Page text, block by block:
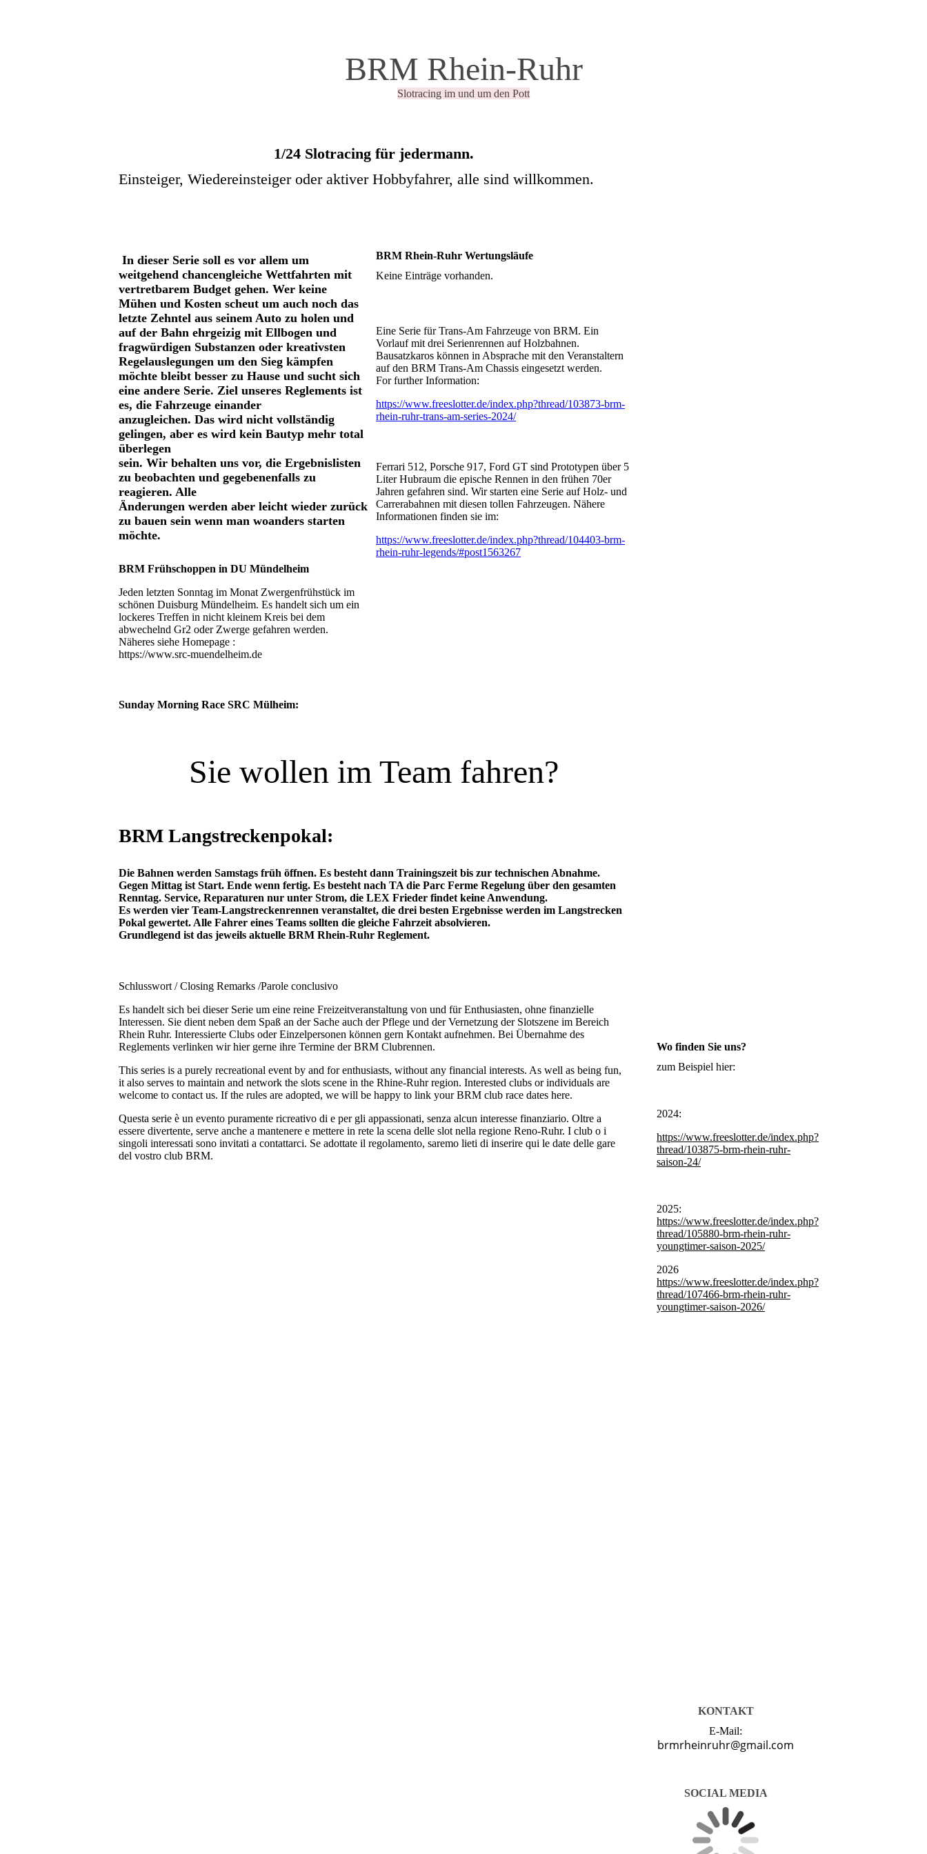
BRM Rhein-Ruhr
Slotracing im und um den Pott
1/24 Slotracing für jedermann.
Einsteiger, Wiedereinsteiger oder aktiver Hobbyfahrer, alle sind willkommen.
In dieser Serie soll es vor allem um
weitgehend chancengleiche Wettfahrten mit
vertretbarem Budget gehen. Wer keine
Mühen und Kosten scheut um auch noch das
letzte Zehntel aus seinem Auto zu holen und
auf der Bahn ehrgeizig mit Ellbogen und
fragwürdigen Substanzen oder kreativsten
Regelauslegungen um den Sieg kämpfen
möchte bleibt besser zu Hause und sucht sich
eine andere Serie. Ziel unseres Reglements ist
es, die Fahrzeuge einander
anzugleichen. Das wird nicht vollständig
gelingen, aber es wird kein Bautyp mehr total
überlegen
sein. Wir behalten uns vor, die Ergebnislisten
zu beobachten und gegebenenfalls zu
reagieren. Alle
Änderungen werden aber leicht wieder zurück
zu bauen sein wenn man woanders starten
möchte.
BRM Frühschoppen in DU Mündelheim
Jeden letzten Sonntag im Monat Zwergenfrühstück im
schönen Duisburg Mündelheim. Es handelt sich um ein
lockeres Treffen in nicht kleinem Kreis bei dem
abwechelnd Gr2 oder Zwerge gefahren werden.
Näheres siehe Homepage :
https://www.src-muendelheim.de
Sunday Morning Race SRC Mülheim:
BRM Rhein-Ruhr Wertungsläufe
Keine Einträge vorhanden.
Eine Serie für Trans-Am Fahrzeuge von BRM. Ein
Vorlauf mit drei Serienrennen auf Holzbahnen.
Bausatzkaros können in Absprache mit den Veranstaltern
auf den BRM Trans-Am Chassis eingesetzt werden.
For further Information:
https://www.freeslotter.de/index.php?thread/103873-brm-
rhein-ruhr-trans-am-series-2024/
Ferrari 512, Porsche 917, Ford GT sind Prototypen über 5
Liter Hubraum die epische Rennen in den frühen 70er
Jahren gefahren sind. Wir starten eine Serie auf Holz- und
Carrerabahnen mit diesen tollen Fahrzeugen. Nähere
Informationen finden sie im:
https://www.freeslotter.de/index.php?thread/104403-brm-
rhein-ruhr-legends/#post1563267
Sie wollen im Team fahren?
BRM Langstreckenpokal:
Die Bahnen werden Samstags früh öffnen. Es besteht dann Trainingszeit bis zur technischen Abnahme.
Gegen Mittag ist Start. Ende wenn fertig. Es besteht nach TA die Parc Ferme Regelung über den gesamten
Renntag. Service, Reparaturen nur unter Strom, die LEX Frieder findet keine Anwendung.
Es werden vier Team-Langstreckenrennen veranstaltet, die drei besten Ergebnisse werden im Langstrecken
Pokal gewertet. Alle Fahrer eines Teams sollten die gleiche Fahrzeit absolvieren.
Grundlegend ist das jeweils aktuelle BRM Rhein-Ruhr Reglement.
Schlusswort / Closing Remarks /Parole conclusivo
Es handelt sich bei dieser Serie um eine reine Freizeitveranstaltung von und für Enthusiasten, ohne finanzielle
Interessen. Sie dient neben dem Spaß an der Sache auch der Pflege und der Vernetzung der Slotszene im Bereich
Rhein Ruhr. Interessierte Clubs oder Einzelpersonen können gern Kontakt aufnehmen. Bei Übernahme des
Reglements verlinken wir hier gerne ihre Termine der BRM Clubrennen.
This series is a purely recreational event by and for enthusiasts, without any financial interests. As well as being fun,
it also serves to maintain and network the slots scene in the Rhine-Ruhr region. Interested clubs or individuals are
welcome to contact us. If the rules are adopted, we will be happy to link your BRM club race dates here.
Questa serie è un evento puramente ricreativo di e per gli appassionati, senza alcun interesse finanziario. Oltre a
essere divertente, serve anche a mantenere e mettere in rete la scena delle slot nella regione Reno-Ruhr. I club o i
singoli interessati sono invitati a contattarci. Se adottate il regolamento, saremo lieti di inserire qui le date delle gare
del vostro club BRM.
Wo finden Sie uns?
zum Beispiel hier:
2024:
https://www.freeslotter.de/index.php?
thread/103875-brm-rhein-ruhr-
saison-24/
2025:
https://www.freeslotter.de/index.php?
thread/105880-brm-rhein-ruhr-
youngtimer-saison-2025/
2026
https://www.freeslotter.de/index.php?
thread/107466-brm-rhein-ruhr-
youngtimer-saison-2026/
KONTAKT
E-Mail:
brmrheinruhr@gmail.com
SOCIAL MEDIA